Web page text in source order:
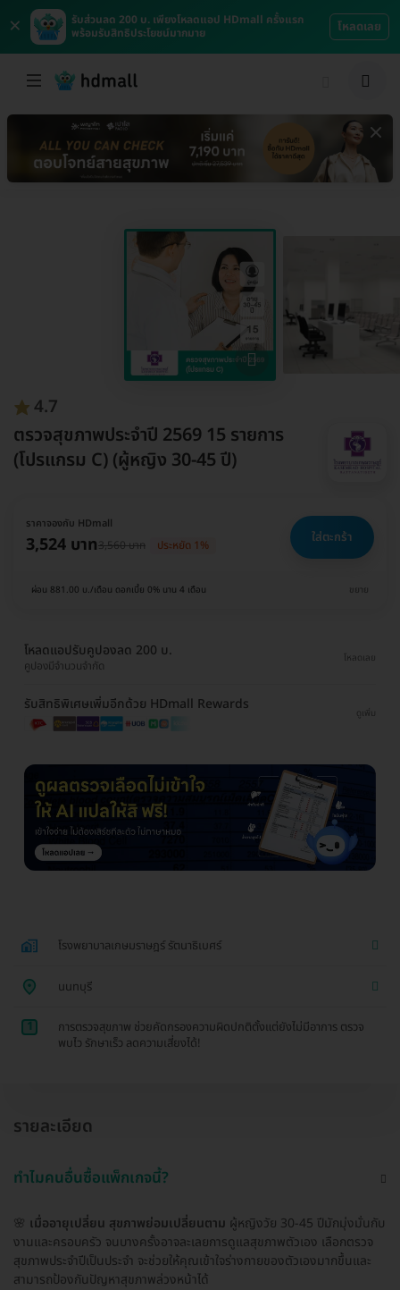
×
รับส่วนลด 200 บ. เพียงโหลดแอป HDmall ครั้งแรก
พร้อมรับสิทธิประโยชน์มากมาย
โหลดเลย
4.7
ตรวจสุขภาพประจำปี 2569 15 รายการ
(โปรแกรม C) (ผู้หญิง 30-45 ปี)
ราคาจองกับ HDmall
3,524 บาท3,560 บาท ประหยัด 1% ใส่ตะกร้า
ผ่อน 881.00 บ./เดือน ดอกเบี้ย 0% นาน 4 เดือน ขยาย
โหลดแอปรับคูปองลด 200 บ.
คูปองมีจำนวนจำกัด
โหลดเลย
รับสิทธิพิเศษเพิ่มอีกด้วย HDmall Rewards
ดูเพิ่ม
โรงพยาบาลเกษมราษฎร์ รัตนาธิเบศร์
นนทบุรี
1
การตรวจสุขภาพ ช่วยคัดกรองความผิดปกติตั้งแต่ยังไม่มีอาการ ตรวจ
พบไว รักษาเร็ว ลดความเสี่ยงได้!
รายละเอียด
ทำไมคนอื่นซื้อแพ็กเกจนี้?
🌸 เมื่ออายุเปลี่ยน สุขภาพย่อมเปลี่ยนตาม ผู้หญิงวัย 30-45 ปีมักมุ่งมั่นกับ
งานและครอบครัว จนบางครั้งอาจละเลยการดูแลสุขภาพตัวเอง เลือกตรวจ
สุขภาพประจำปีเป็นประจำ จะช่วยให้คุณเข้าใจร่างกายของตัวเองมากขึ้นและ
สามารถป้องกันปัญหาสุขภาพล่วงหน้าได้